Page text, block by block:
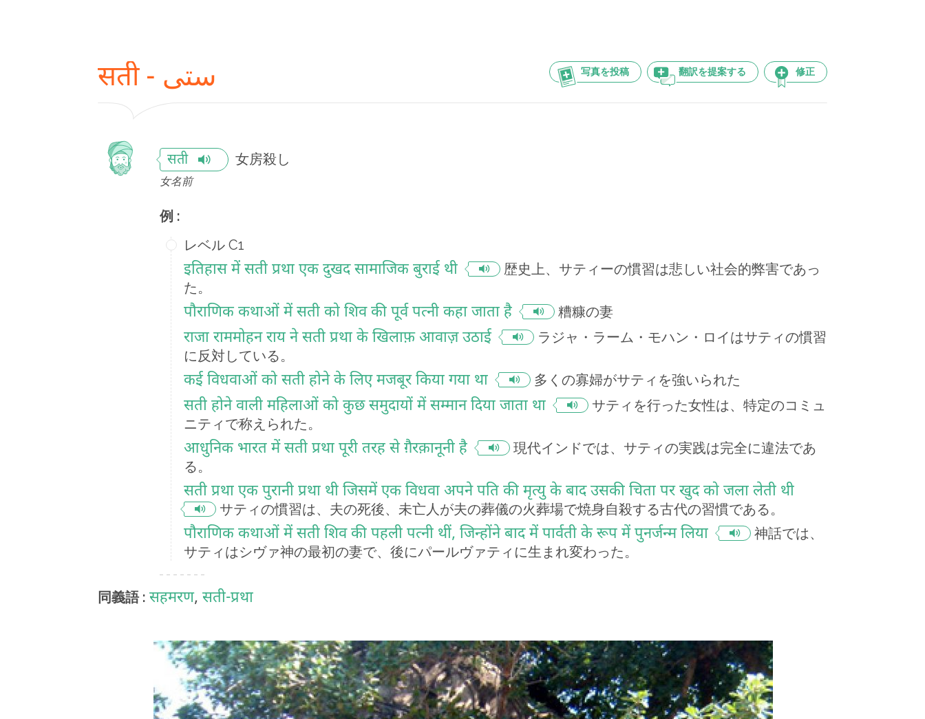
写真を投稿 翻訳を提案する 修正 सती - ستی
सती 女房殺し
女名前
例 :
レベル C1
इतिहास में सती प्रथा एक दुखद सामाजिक बुराई थी
歴史上、サティーの慣習は悲しい社会的弊害であっ
た。
पौराणिक कथाओं में सती को शिव की पूर्व पत्नी कहा जाता है 糟糠の妻
राजा राममोहन राय ने सती प्रथा के खिलाफ़ आवाज़ उठाई
ラジャ・ラーム・モハン・ロイはサティの慣習
に反対している。
कई विधवाओं को सती होने के लिए मजबूर किया गया था 多くの寡婦がサティを強いられた
सती होने वाली महिलाओं को कुछ समुदायों में सम्मान दिया जाता था
サティを行った女性は、特定のコミュ
ニティで称えられた。
आधुनिक भारत में सती प्रथा पूरी तरह से ग़ैरक़ानूनी है
現代インドでは、サティの実践は完全に違法であ
る。
सती प्रथा एक पुरानी प्रथा थी जिसमें एक विधवा अपने पति की मृत्यु के बाद उसकी चिता पर खुद को जला लेती थी
サティの慣習は、夫の死後、未亡人が夫の葬儀の火葬場で焼身自殺する古代の習慣である。
पौराणिक कथाओं में सती शिव की पहली पत्नी थीं, जिन्होंने बाद में पार्वती के रूप में पुनर्जन्म लिया
神話では、
サティはシヴァ神の最初の妻で、後にパールヴァティに生まれ変わった。
同義語 : सहमरण, सती-प्रथा